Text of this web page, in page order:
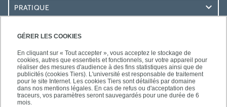
GÉRER LES COOKIES
En cliquant sur « Tout accepter », vous acceptez le stockage de
cookies, autres que essentiels et fonctionnels, sur votre appareil pour
réaliser des mesures d'audience à des fins statistiques ainsi que de
publicités (cookies Tiers). L'université est responsable de traitement
pour le site Internet. Les cookies Tiers sont détaillés par domaine
dans nos mentions légales. En cas de refus ou d'acceptation des
traceurs, vos paramètres seront sauvegardés pour une durée de 6
mois.
PRATIQUE
RESSOURCES
SUIVEZ-NOUS